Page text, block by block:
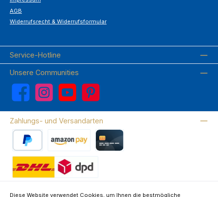
AGB
Widerrufsrecht & Widerrufsformular
Service-Hotline
Unsere Communities
Facebook Instagram YouTube Pinterest
Zahlungs- und Versandarten
Diese Website verwendet Cookies, um Ihnen die bestmögliche